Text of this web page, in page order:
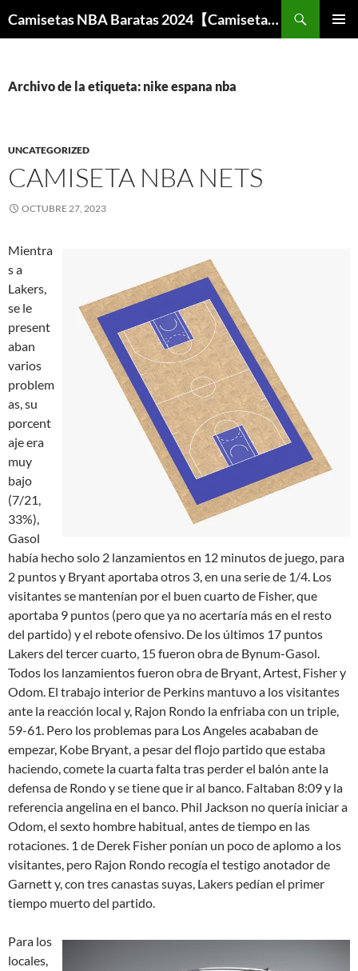
Camisetas NBA Baratas 2024【Camisetas Especiales Baloncesto】
Archivo de la etiqueta: nike espana nba
UNCATEGORIZED
CAMISETA NBA NETS
OCTUBRE 27, 2023
Mientra
s a
Lakers,
se le
present
aban
varios
problem
as, su
porcent
aje era
muy
bajo
(7/21,
33%),
Gasol
había hecho solo 2 lanzamientos en 12 minutos de juego, para
2 puntos y Bryant aportaba otros 3, en una serie de 1/4. Los
visitantes se mantenían por el buen cuarto de Fisher, que
aportaba 9 puntos (pero que ya no acertaría más en el resto
del partido) y el rebote ofensivo. De los últimos 17 puntos
Lakers del tercer cuarto, 15 fueron obra de Bynum-Gasol.
Todos los lanzamientos fueron obra de Bryant, Artest, Fisher y
Odom. El trabajo interior de Perkins mantuvo a los visitantes
ante la reacción local y, Rajon Rondo la enfriaba con un triple,
59-61. Pero los problemas para Los Angeles acababan de
empezar, Kobe Bryant, a pesar del flojo partido que estaba
haciendo, comete la cuarta falta tras perder el balón ante la
defensa de Rondo y se tiene que ir al banco. Faltaban 8:09 y la
referencia angelina en el banco. Phil Jackson no quería iniciar a
Odom, el sexto hombre habitual, antes de tiempo en las
rotaciones. 1 de Derek Fisher ponían un poco de aplomo a los
visitantes, pero Rajon Rondo recogía el testigo anotador de
Garnett y, con tres canastas suyas, Lakers pedían el primer
tiempo muerto del partido.
Para los
locales,